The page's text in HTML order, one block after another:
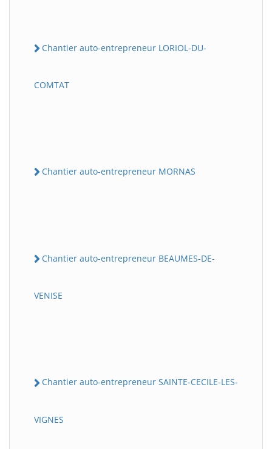
Chantier auto-entrepreneur LORIOL-DU-
COMTAT
Chantier auto-entrepreneur MORNAS
Chantier auto-entrepreneur BEAUMES-DE-
VENISE
Chantier auto-entrepreneur SAINTE-CECILE-LES-
VIGNES